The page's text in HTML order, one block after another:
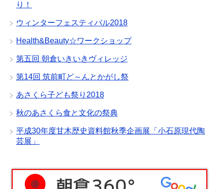
り！
ウィンターフェスティバル2018
Health&Beauty☆ワークショップ
第五回 朝倉いきいきヴィレッジ
第14回 筑前町ど～んとかがし祭
あさくら子ども祭り2018
秋のあさくら食と文化の祭典
平成30年度甘木歴史資料館秋季企画展「小石原現代陶
芸展」